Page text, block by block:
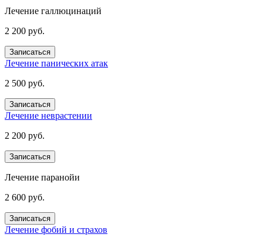
Лечение галлюцинаций
2 200 руб.
Записаться
Лечение панических атак
2 500 руб.
Записаться
Лечение неврастении
2 200 руб.
Записаться
Лечение паранойи
2 600 руб.
Записаться
Лечение фобий и страхов